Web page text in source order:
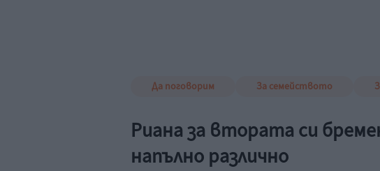
Да поговорим За семейството
Риана за втората си
напълно различно